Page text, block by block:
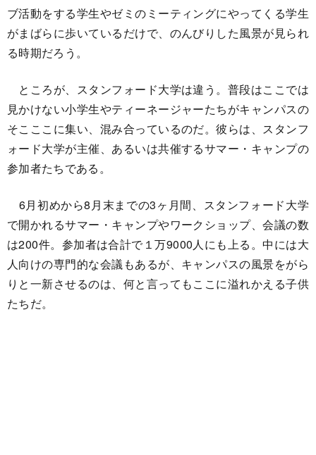
ブ活動をする学生やゼミのミーティングにやってくる学生
がまばらに歩いているだけで、のんびりした風景が見られ
る時期だろう。
ところが、スタンフォード大学は違う。普段はここでは
見かけない小学生やティーネージャーたちがキャンパスの
そこここに集い、混み合っているのだ。彼らは、スタンフ
ォード大学が主催、あるいは共催するサマー・キャンプの
参加者たちである。
6月初めから8月末までの3ヶ月間、スタンフォード大学
で開かれるサマー・キャンプやワークショップ、会議の数
は200件。参加者は合計で１万9000人にも上る。中には大
人向けの専門的な会議もあるが、キャンパスの風景をがら
りと一新させるのは、何と言ってもここに溢れかえる子供
たちだ。